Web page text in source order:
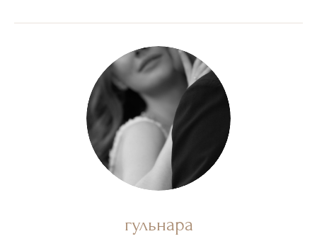
гульнара